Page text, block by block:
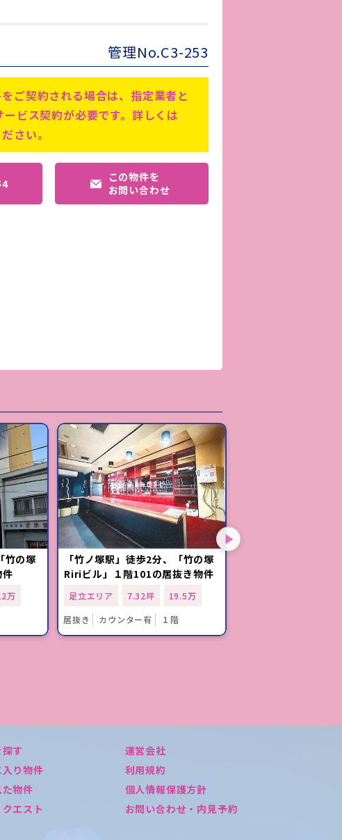
管理No.C3-253
ご契約される場合は、指定業者と
ビス契約が必要です。詳しくは
さい。
この物件を
お問い合わせ
竹の塚
万
「竹ノ塚駅」徒歩2分、「竹の塚
Ririビル」１階101の居抜き物件
足立エリア 7.32坪
19.5万
居抜き
カウンター有 １階
す
り物件
物件
エスト
運営会社
利用規約
個人情報保護方針
お問い合わせ・内見予約